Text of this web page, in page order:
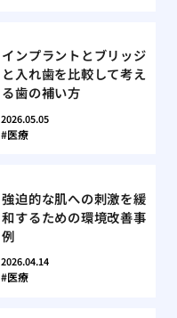
インプラントとブリッジ
と入れ歯を比較して考え
る歯の補い方
2026.05.05
医療
強迫的な肌への刺激を緩
和するための環境改善事
例
2026.04.14
医療